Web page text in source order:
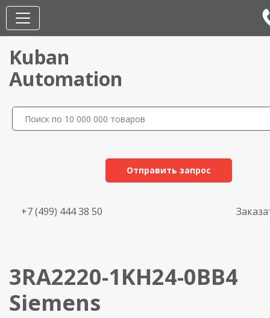
Kuban
Automation
Отправить запрос
+7 (499) 444 38 50
3RA2220-1KH24-0BB4
Siemens